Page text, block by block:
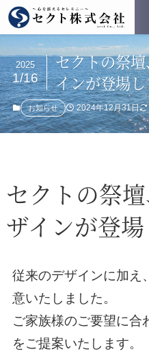
セクトの祭
インが登場
2025
1/16
お知らせ 2024年12月31日
セクトの祭
ザインが登場
従来のデザインに加え
意いたしました。
ご家族様のご要望に合
をご提案いたします。